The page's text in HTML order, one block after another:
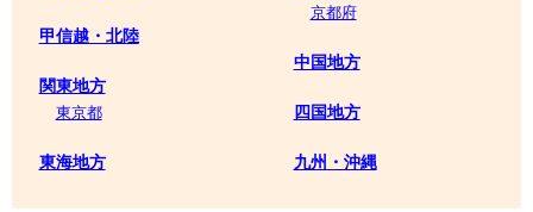
甲信越・北陸
関東地方
東京都
東海地方
京都府
中国地方
四国地方
九州・沖縄